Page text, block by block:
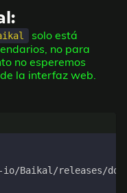
solo está
no para
no esperemos
la interfaz web.